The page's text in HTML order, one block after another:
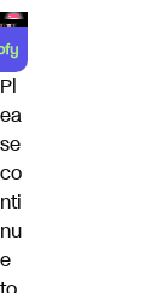
Pl
ea
se
co
nti
nu
e